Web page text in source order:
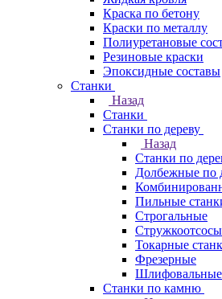
Краска по бетону
Краски по металлу
Полиуретановые
Резиновые краски
Эпоксидные составы
Станки
Назад
Станки
Станки по дереву
Назад
Станки по
Долбежные по
Пильные
Строгальные
Стружкоотсосы
Токарные
Фрезерные
Шлифовальные
Станки по камню